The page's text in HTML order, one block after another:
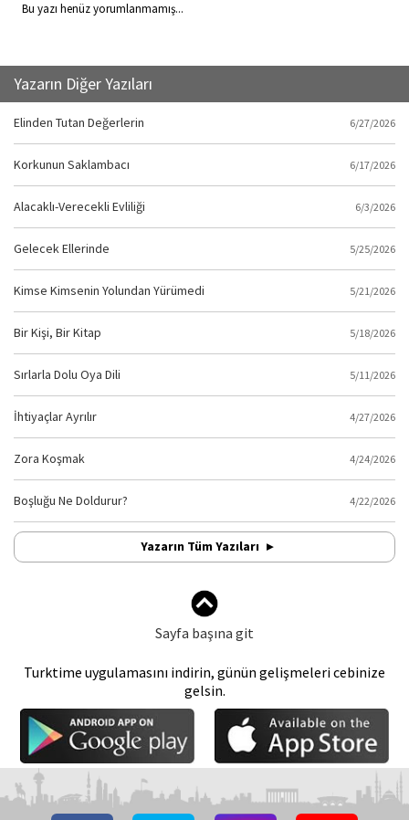
Bu yazı henüz yorumlanmamış...
Yazarın Diğer Yazıları
Elinden Tutan Değerlerin 6/27/2026
Korkunun Saklambacı 6/17/2026
Alacaklı-Verecekli Evliliği 6/3/2026
Gelecek Ellerinde 5/25/2026
Kimse Kimsenin Yolundan Yürümedi 5/21/2026
Bir Kişi, Bir Kitap 5/18/2026
Sırlarla Dolu Oya Dili 5/11/2026
İhtiyaçlar Ayrılır 4/27/2026
Zora Koşmak 4/24/2026
Boşluğu Ne Doldurur? 4/22/2026
Yazarın Tüm Yazıları
Sayfa başına git
Turktime uygulamasını indirin, günün gelişmeleri cebinize
gelsin.